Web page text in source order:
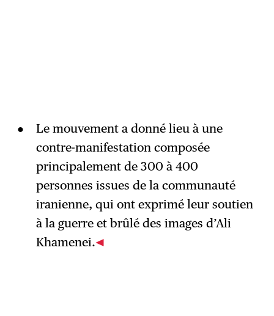
Le mouvement a donné lieu à une
contre-manifestation composée
principalement de 300 à 400
personnes issues de la communauté
iranienne, qui ont exprimé leur soutien
à la guerre et brûlé des images d’Ali
Khamenei.